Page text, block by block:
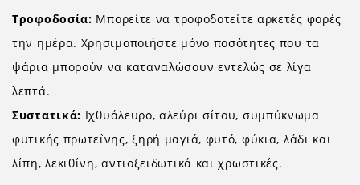
Τροφοδοσία: Μπορείτε να τροφοδοτείτε αρκετές φορές
την ημέρα. Χρησιμοποιήστε μόνο ποσότητες που τα
ψάρια μπορούν να καταναλώσουν εντελώς σε λίγα
λεπτά.
Συστατικά: Ιχθυάλευρο, αλεύρι σίτου, συμπύκνωμα
φυτικής πρωτεΐνης, ξηρή μαγιά, φυτό, φύκια, λάδι και
λίπη, λεκιθίνη, αντιοξειδωτικά και χρωστικές.